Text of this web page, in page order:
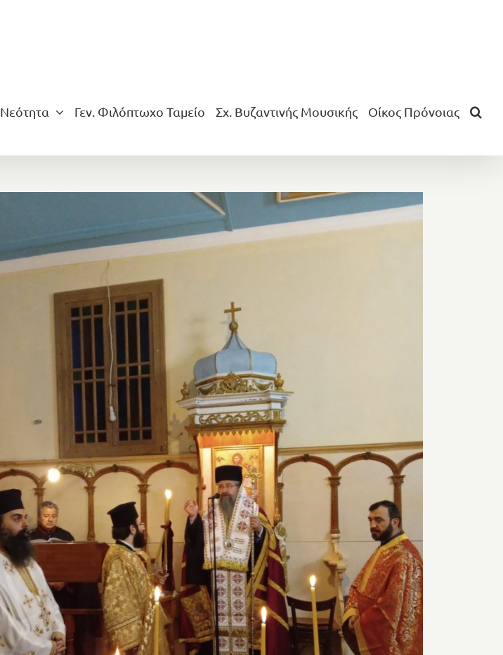
Νεότητα Γεν. Φιλόπτωχο Ταμείο Σχ. Βυζαντινής Μουσικής Οίκος Πρόνοιας